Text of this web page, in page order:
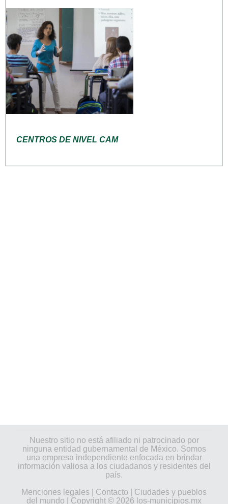
CENTROS DE NIVEL CAM
Nuestro sitio no está afiliado ni patrocinado por
ninguna entidad gubernamental de México. Somos
una empresa independiente enfocada en brindar
información valiosa a los ciudadanos y residentes del
país.
Menciones legales
Contacto
Ciudades y pueblos
del mundo | Copyright © 2026 los-municipios.mx